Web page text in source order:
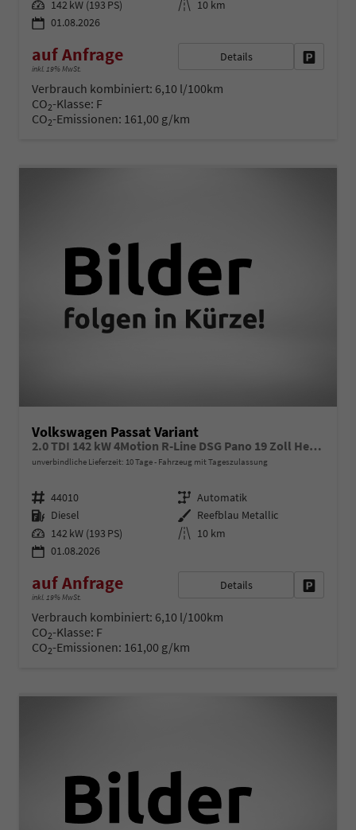
Leistung 142 kW (193 PS) Kilometerstand 10 km
01.08.2026
auf Anfrage
inkl. 19% MwSt.
Details
Verbrauch kombiniert: 6,10 l/100km
CO2-Klasse: F
CO2-Emissionen: 161,00 g/km
Volkswagen Passat Variant
2.0 TDI 142 kW 4Motion R-Line DSG Pano 19 Zoll Head Up AHK Navi
unverbindliche Lieferzeit: 10 Tage Fahrzeug mit Tageszulassung
Fahrzeugnr. 44010 Getriebe Automatik
Kraftstoff Diesel Außenfarbe Reefblau Metallic
Leistung 142 kW (193 PS) Kilometerstand 10 km
01.08.2026
auf Anfrage
inkl. 19% MwSt.
Details
Verbrauch kombiniert: 6,10 l/100km
CO2-Klasse: F
CO2-Emissionen: 161,00 g/km